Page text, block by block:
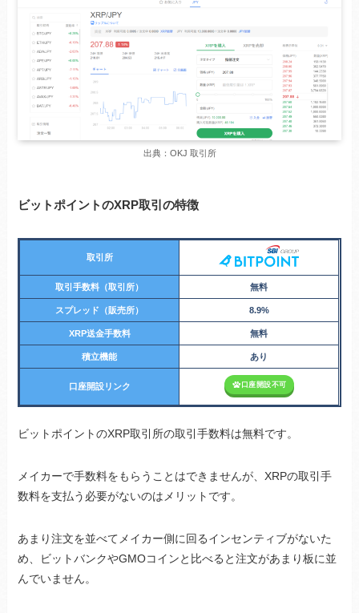
出典：OKJ 取引所
ビットポイントのXRP取引の特徴
取引所
取引手数料（取引所） 無料
スプレッド（販売所） 8.9%
XRP送金手数料 無料
積立機能 あり
口座開設リンク 口座開設不可
ビットポイントのXRP取引所の取引手数料は無料です。
メイカーで手数料をもらうことはできませんが、XRPの取引手
数料を支払う必要がないのはメリットです。
あまり注文を並べてメイカー側に回るインセンティブがないた
め、ビットバンクやGMOコインと比べると注文があまり板に並
んでいません。